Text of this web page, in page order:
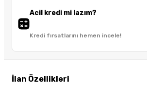
Acil kredi mi lazım?
Kredi fırsatlarını hemen incele!
İlan Özellikleri